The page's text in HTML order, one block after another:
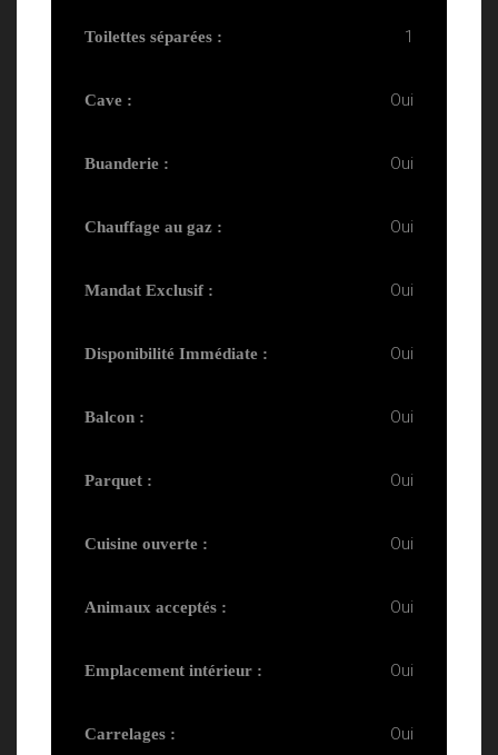
Toilettes séparées : 1
Cave : Oui
Buanderie : Oui
Chauffage au gaz : Oui
Mandat Exclusif : Oui
Disponibilité Immédiate : Oui
Balcon : Oui
Parquet : Oui
Cuisine ouverte : Oui
Animaux acceptés : Oui
Emplacement intérieur : Oui
Carrelages : Oui